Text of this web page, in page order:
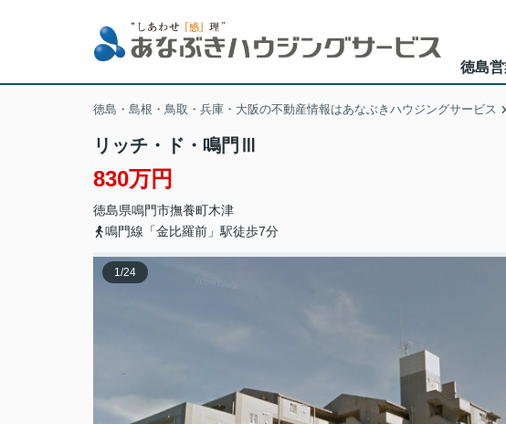
徳島
徳島・島根・鳥取・兵庫・大阪の不動産情報はあなぶきハウジングサービス
リッチ・ド・鳴門Ⅲ
830万円
徳島県鳴門市撫養町木津
鳴門線「金比羅前」駅徒歩7分
1/24